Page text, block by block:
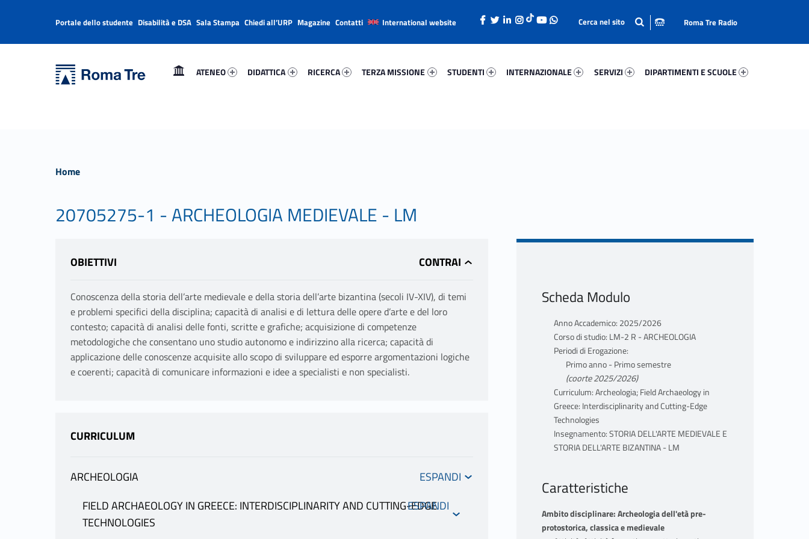
Università Roma Tre
ATENEO
DIDATTICA
RICERCA
TERZA MISSIONE
STUDENTI
INTERNAZIONALE
SERVIZI
DIPARTIMENTI E SCUOLE
Header info sidebar
Portale dello studente Disabilità e DSA Sala Stampa Chiedi all’URP Magazine Contatti International website Roma Tre Radio
Home
20705275-1 - ARCHEOLOGIA MEDIEVALE - LM
OBIETTIVI
Conoscenza della storia dell’arte medievale e della storia dell’arte bizantina (secoli IV-XIV), di temi
e problemi specifici della disciplina; capacità di analisi e di lettura delle opere d’arte e del loro
contesto; capacità di analisi delle fonti, scritte e grafiche; acquisizione di competenze
metodologiche che consentano uno studio autonomo e indirizzino alla ricerca; capacità di
applicazione delle conoscenze acquisite allo scopo di sviluppare ed esporre argomentazioni logiche
e coerenti; capacità di comunicare informazioni e idee a specialisti e non specialisti.
CURRICULUM
ARCHEOLOGIA
INFORMAZIONI
FIELD ARCHAEOLOGY IN GREECE: INTERDISCIPLINARITY AND CUTTING-EDGE
TECHNOLOGIES
Scheda Modulo
Anno Accademico: 2025/2026
Corso di studio: LM-2 R - ARCHEOLOGIA
Periodi di Erogazione:
Primo anno - Primo semestre
(coorte 2025/2026)
Curriculum: Archeologia; Field Archaeology in
Greece: Interdisciplinarity and Cutting-Edge
Technologies
Insegnamento: STORIA DELL'ARTE MEDIEVALE E
STORIA DELL'ARTE BIZANTINA - LM
Caratteristiche
Ambito disciplinare: Archeologia dell'età pre-
protostorica, classica e medievale